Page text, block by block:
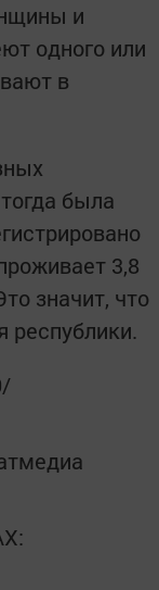
и
одного или
в
была
3,8
значит, что
республики.